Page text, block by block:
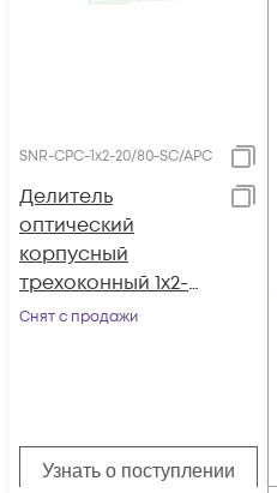
SNR-CPC-1x2-20/80-SC/APC
Делитель
оптический
корпусный
трехоконный 1х2-
20/80 SC/APC
Снят с продажи
Узнать о поступлении